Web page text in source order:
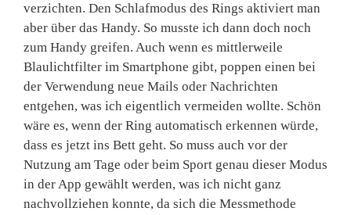
verzichten. Den Schlafmodus des Rings aktiviert man
aber über das Handy. So musste ich dann doch noch
zum Handy greifen. Auch wenn es mittlerweile
Blaulichtfilter im Smartphone gibt, poppen einen bei
der Verwendung neue Mails oder Nachrichten
entgehen, was ich eigentlich vermeiden wollte. Schön
wäre es, wenn der Ring automatisch erkennen würde,
dass es jetzt ins Bett geht. So muss auch vor der
Nutzung am Tage oder beim Sport genau dieser Modus
in der App gewählt werden, was ich nicht ganz
nachvollziehen konnte, da sich die Messmethode